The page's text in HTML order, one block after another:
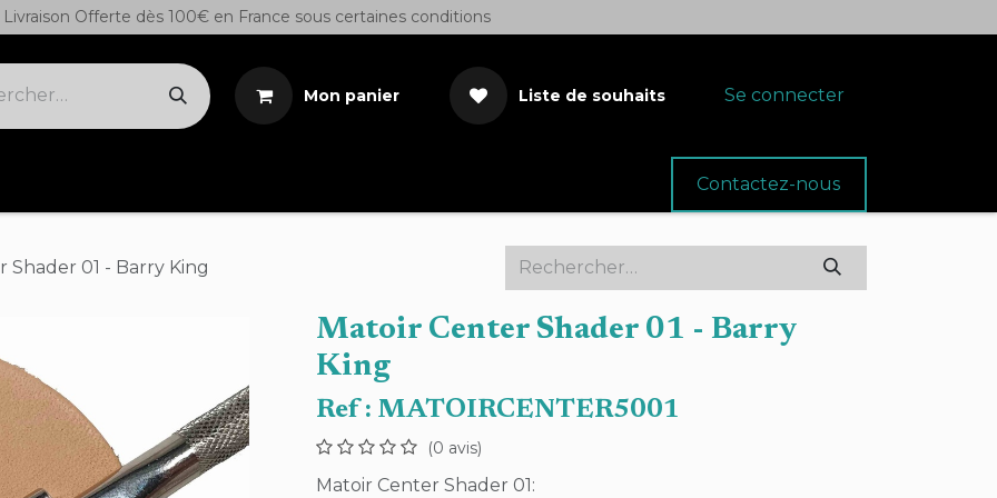
Livraison Offerte dès 100€ en France sous certaines conditions
Mon panier Liste de souhaits Se connecter
Contactez-nous
Shader 01 - Barry King
Matoir Center Shader 01 - Barry
King
Ref : MATOIRCENTER5001
(0 avis)
Matoir Center Shader 01: